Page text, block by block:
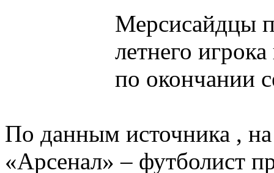
Мерсисайдцы
летнего
по окончании
По данным источника ,
«Арсенал» – футболист